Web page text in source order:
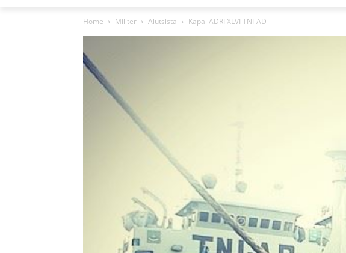
Home Militer Alutsista Kapal ADRI XLVI TNI-AD